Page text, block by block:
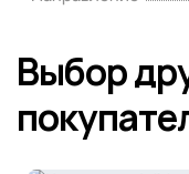
информацию на
исправлять
сроки.
Выбор